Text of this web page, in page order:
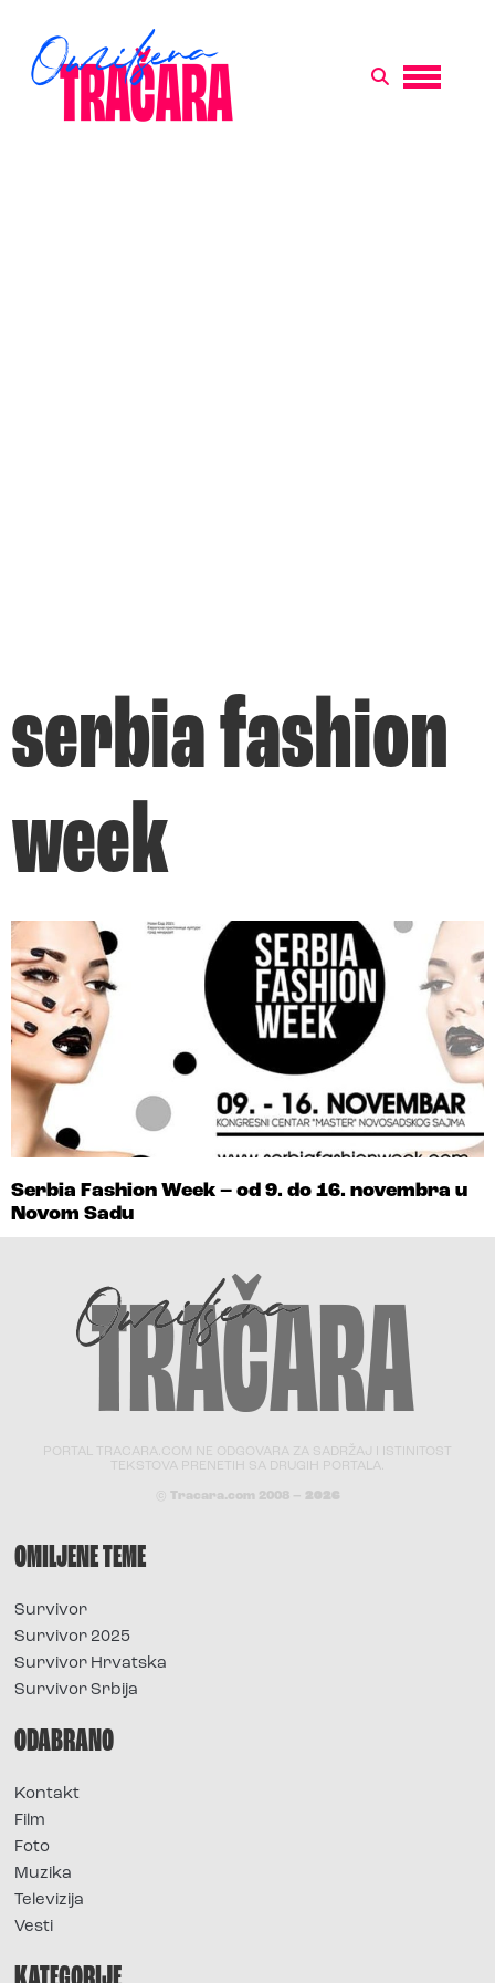
serbia fashion
week
Serbia Fashion Week – od 9. do 16. novembra u
Novom Sadu
PORTAL TRACARA.COM NE ODGOVARA ZA SADRŽAJ I ISTINITOST
TEKSTOVA PRENETIH SA DRUGIH PORTALA.
© Tracara.com 2008 – 2026
OMILJENE TEME
Survivor
Survivor 2025
Survivor Hrvatska
Survivor Srbija
ODABRANO
Kontakt
Film
Foto
Muzika
Televizija
Vesti